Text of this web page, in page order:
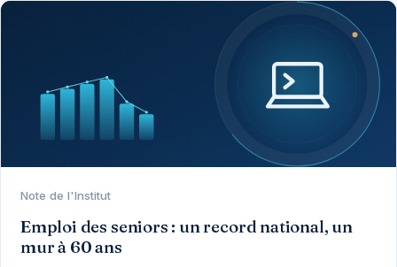
Note de l'Institut
Emploi des seniors : un record national, un
mur à 60 ans